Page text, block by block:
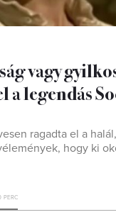
vagy
a legendás
ragadta el a
hogy ki
PERC